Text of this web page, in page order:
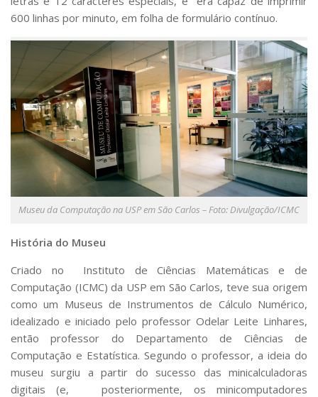
600 linhas por minuto, em folha de formulário contínuo.
Museu da Computação na USP em São Carlos – Foto: Divulgação/ICMC
História do Museu
Criado no Instituto de Ciências Matemáticas e de
Computação (ICMC) da USP em São Carlos, teve sua origem
como um Museus de Instrumentos de Cálculo Numérico,
idealizado e iniciado pelo professor Odelar Leite Linhares,
então professor do Departamento de Ciências de
Computação e Estatística. Segundo o professor, a ideia do
museu surgiu a partir do sucesso das minicalculadoras
digitais (e, posteriormente, os minicomputadores